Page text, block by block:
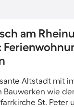
am
Altstadt mit
Bauwerken wie
St. Peter